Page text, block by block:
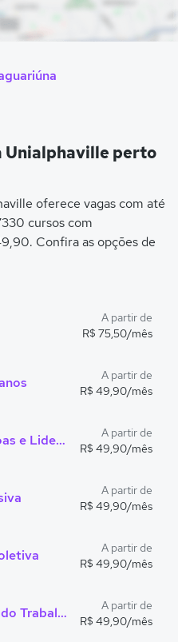
Unialphaville perto
oferece vagas com até
cursos com
Confira as opções de
A partir de
R$ 75,50/mês
A partir de
R$ 49,90/mês
MBA em Gestão de Pessoas e Liderança
A partir de
R$ 49,90/mês
A partir de
R$ 49,90/mês
A partir de
R$ 49,90/mês
Engenharia de Segurança do Trabalho
A partir de
R$ 49,90/mês